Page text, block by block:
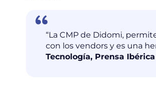
“La CMP de Didomi,
con los vendors y es una
Tecnología, Prensa Ibérica